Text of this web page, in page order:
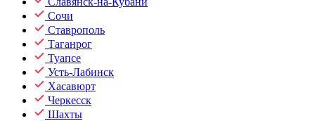
Сочи
Ставрополь
Таганрог
Туапсе
Усть-Лабинск
Хасавюрт
Черкесск
Шахты